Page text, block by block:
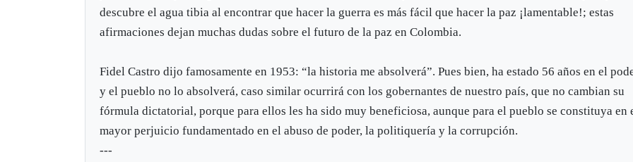
descubre el agua tibia al encontrar que hacer la guerra es más fácil que hacer la paz ¡lamentable!; estas
afirmaciones dejan muchas dudas sobre el futuro de la paz en Colombia.
Fidel Castro dijo famosamente en 1953: “la historia me absolverá”. Pues bien, ha estado 56 años en el
y el pueblo no lo absolverá, caso similar ocurrirá con los gobernantes de nuestro país, que no cambian su
fórmula dictatorial, porque para ellos les ha sido muy beneficiosa, aunque para el pueblo se constituya en
mayor perjuicio fundamentado en el abuso de poder, la politiquería y la corrupción.
---